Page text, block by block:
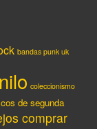
bandas punk uk
coleccionismo
de segunda
comprar